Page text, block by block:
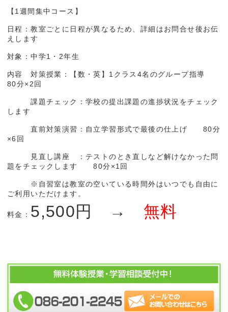
【1週間集中コース】
日程：教室ごとに日程が異なるため、詳細はお問合せ後お伝
えします
対象：中学1・2年生
内容 対策授業：【数・英】1クラス4名のグループ指導
80分×2回
課題チェック：学校の提出課題の進捗状況をチェック
します
直前対策演習：自立学習形式で最後の仕上げ 80分
×6回
見直し講座 ：テストのとき直しなど解けなかった問
題をチェックします 80分×1回
※自習室は教室の空いている時間外はいつでも自由に
ご利用いただけます。
料金： 5,500円 → 無料